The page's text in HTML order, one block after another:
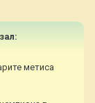
метиса